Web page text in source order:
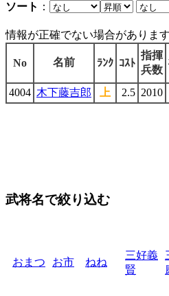
ソート ：
情報が正確でない場合がありま
No 名前 ﾗﾝｸ ｺｽﾄ
指揮
兵数
4004 木下藤吉郎 上 2.5 2010
武将名で絞り込む
おまつ お市 ねね
三好義
賢